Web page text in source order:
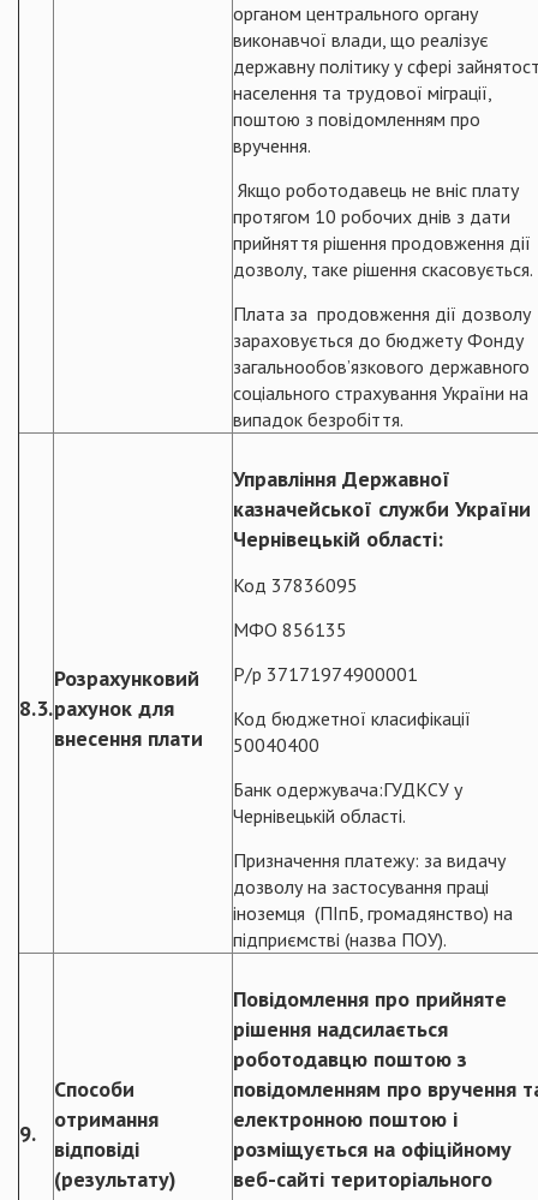
органом центрального органу
виконавчої влади, що реалізує
державну політику у сфері
населення та трудової міграції,
поштою з повідомленням про
вручення.
Якщо роботодавець не вніс плату
протягом 10 робочих днів з дати
прийняття рішення продовження дії
дозволу, таке рішення скасовується.
Плата за продовження дії дозволу
зараховується до бюджету Фонду
загальнообов’язкового державного
соціального страхування України на
випадок безробіття.
8.3.
Розрахунковий
рахунок для
внесення плати
Управління Державної
казначейської служби
Чернівецькій області:
Код 37836095
МФО 856135
Р/р 37171974900001
Код бюджетної класифікації
50040400
Банк одержувача:ГУДКСУ у
Чернівецькій області.
Призначення платежу: за видачу
дозволу на застосування праці
іноземця (ПІпБ, громадянство) на
підприємстві (назва ПОУ).
9.
Способи
отримання
відповіді
(результату)
Повідомлення про прийняте
рішення надсилається
роботодавцю поштою з
повідомленням про вручення
електронною поштою і
розміщується на офіційному
веб-сайті територіального